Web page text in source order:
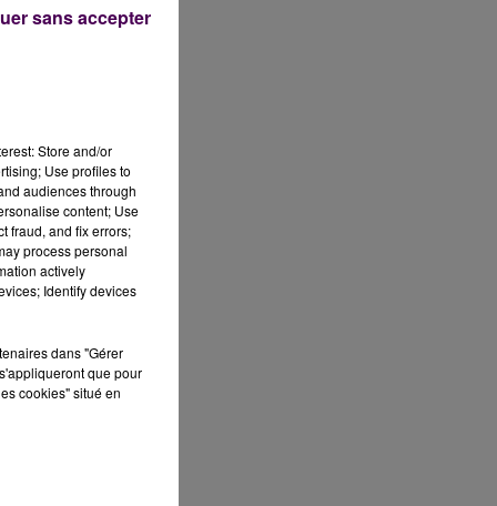
Store and/or
Use profiles to
audiences through
content; Use
fraud, and fix errors;
process personal
actively
Identify devices
dans "Gérer
que pour
cookies" situé en
sans accepter